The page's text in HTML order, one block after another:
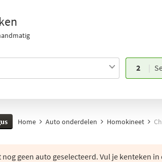
2
Home Auto onderdelen Homokineet
nog geen auto geselecteerd. Vul je kenteken